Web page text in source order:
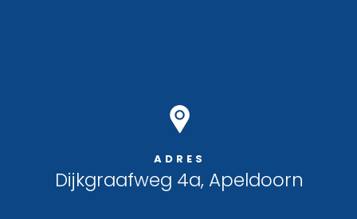
ADRES
Dijkgraafweg 4a, Apeldoorn